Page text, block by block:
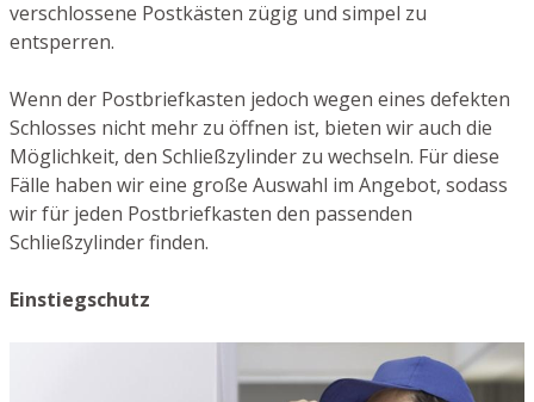
verschlossene Postkästen zügig und simpel zu
entsperren.
Wenn der Postbriefkasten jedoch wegen eines defekten
Schlosses nicht mehr zu öffnen ist, bieten wir auch die
Möglichkeit, den Schließzylinder zu wechseln. Für diese
Fälle haben wir eine große Auswahl im Angebot, sodass
wir für jeden Postbriefkasten den passenden
Schließzylinder finden.
Einstiegschutz